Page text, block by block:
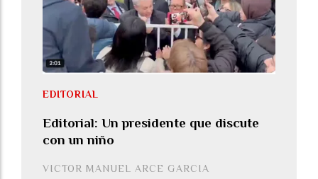
Editorial: Un presidente que discute
con un niño
VICTOR MANUEL ARCE GARCIA
EDITORIAL